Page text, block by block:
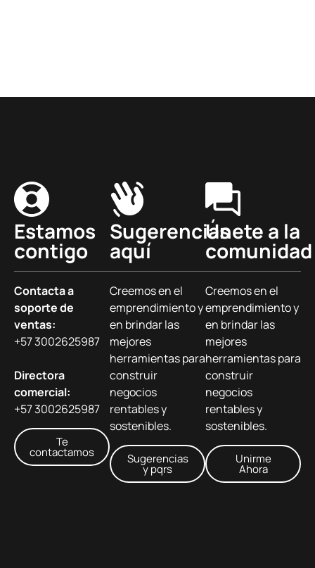
Estamos
contigo
Contacta a
soporte de
ventas:
+57 3002625987
Directora
comercial:
+57 3002625987
Te
contactamos
Sugerencias
aquí
Creemos en el
emprendimiento y
en brindar las
mejores
herramientas para
construir
negocios
rentables y
sostenibles.
Sugerencias
y pqrs
Únete a la
comunidad
Creemos en el
emprendimiento y
en brindar las
mejores
herramientas para
construir
negocios
rentables y
sostenibles.
Unirme
Ahora